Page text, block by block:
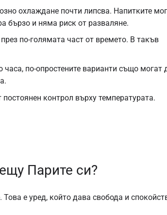
охлаждане почти липсва. Напитките
бързо и няма риск от разваляне.
по-голямата част от времето. В такъв
по-опростените варианти също могат
контрол върху температурата.
Парите си?
е уред, който дава свобода и